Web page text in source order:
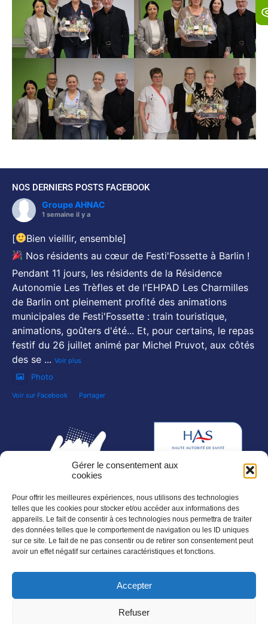
Gérer le consentement aux
cookies
Pour offrir les meilleures expériences, nous utilisons des technologies
telles que les cookies pour stocker et/ou accéder aux informations des
appareils. Le fait de consentir à ces technologies nous permettra de traiter
des données telles que le comportement de navigation ou les ID uniques
sur ce site. Le fait de ne pas consentir ou de retirer son consentement peut
avoir un effet négatif sur certaines caractéristiques et fonctions.
Accepter
Refuser
SUIVEZ NOUS SUR :
NOS DERNIERS POSTS FACEBOOK
Groupe AHNAC
1 semaine il y a
[
Bien vieillir, ensemble]
Nos résidents au cœur de Festi'Fossette à Barlin !
Pendant 11 jours, les résidents de la Résidence
Autonomie Les Trèfles et de l'EHPAD Les Charmilles
de Barlin ont pleinement profité des animations
municipales de Festi'Fossette : train touristique,
animations, goûters d'été... Et, pour certains, le repas
festif du 26 juillet animé par Michel Pruvot, aux côtés
des se ... Voir plus
Photo
Voir sur Facebook · Partager